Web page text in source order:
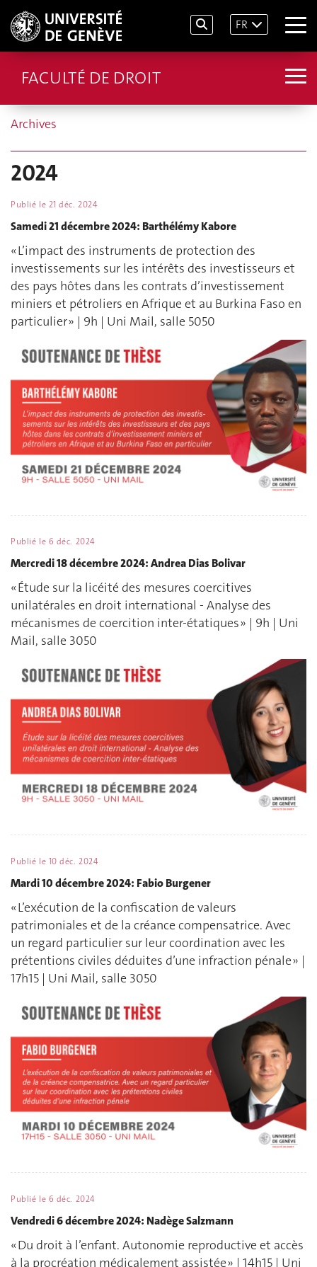
FR
FACULTÉ DE DROIT
Archives
2024
Publié le 21 déc. 2024
Samedi 21 décembre 2024: Barthélémy Kabore
« L’impact des instruments de protection des
investissements sur les intérêts des investisseurs et
des pays hôtes dans les contrats d’investissement
miniers et pétroliers en Afrique et au Burkina Faso en
particulier » | 9h | Uni Mail, salle 5050
Publié le 6 déc. 2024
Mercredi 18 décembre 2024: Andrea Dias Bolivar
« Étude sur la licéité des mesures coercitives
unilatérales en droit international - Analyse des
mécanismes de coercition inter-étatiques » | 9h | Uni
Mail, salle 3050
Publié le 10 déc. 2024
Mardi 10 décembre 2024: Fabio Burgener
« L’exécution de la confiscation de valeurs
patrimoniales et de la créance compensatrice. Avec
un regard particulier sur leur coordination avec les
prétentions civiles déduites d’une infraction pénale » |
17h15 | Uni Mail, salle 3050
Publié le 6 déc. 2024
Vendredi 6 décembre 2024: Nadège Salzmann
« Du droit à l’enfant. Autonomie reproductive et accès
à la procréation médicalement assistée » | 14h15 | Uni